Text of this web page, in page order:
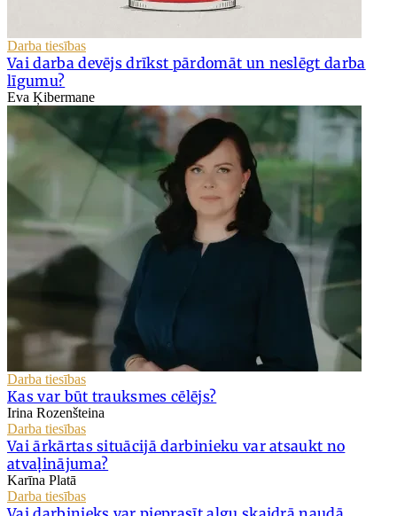
Darba tiesības
Vai darba devējs drīkst pārdomāt un neslēgt darba
līgumu?
Eva Ķibermane
Darba tiesības
Kas var būt trauksmes cēlējs?
Irina Rozenšteina
Darba tiesības
Vai ārkārtas situācijā darbinieku var atsaukt no
atvaļinājuma?
Karīna Platā
Darba tiesības